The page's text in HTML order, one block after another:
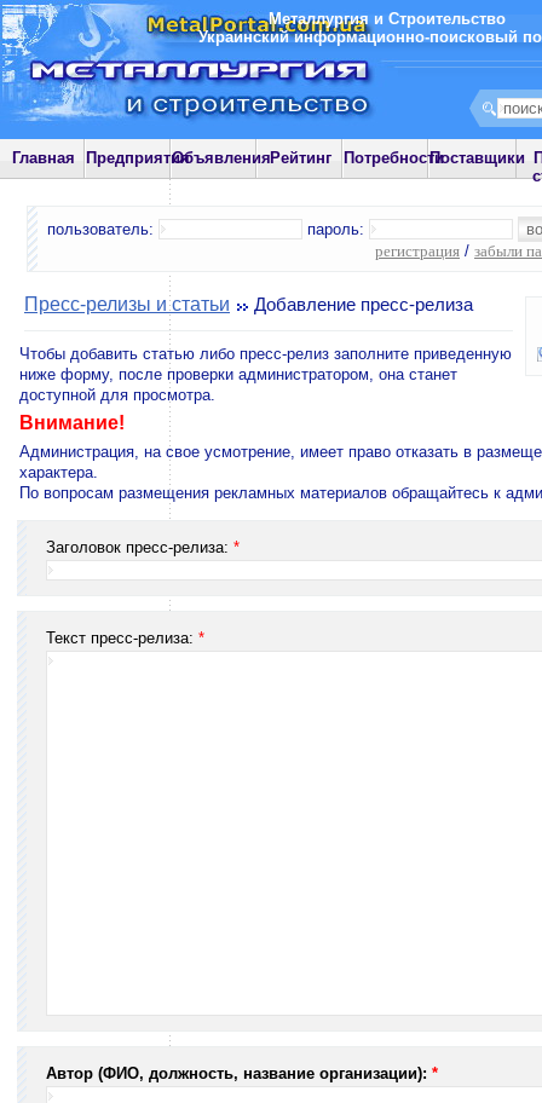
Металлургия и Строительство
Украинский информационно-поисковый
Главная ПредприятияОбъявленияРейтинг ПотребностиПоставщики
пользователь:
пароль:
регистрация / забыли
Пресс-релизы и статьи Добавление пресс-релиза
Чтобы добавить статью либо пресс-релиз заполните приведенную
ниже форму, после проверки администратором, она станет
доступной для просмотра.
Внимание!
Администрация, на свое усмотрение, имеет право отказать в
характера.
По вопросам размещения рекламных материалов обращайтесь к
Заголовок пресс-релиза: *
Текст пресс-релиза: *
Автор (ФИО, должность, название организации): *